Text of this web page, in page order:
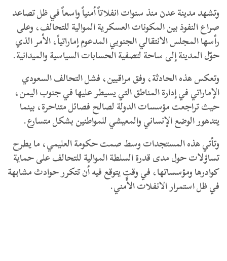
وتشهد مدينة عدن منذ سنوات انفلاتاً أمنياً واسعاً في ظل تصاعد
صراع النفوذ بين المكونات العسكرية الموالية للتحالف، وعلى
رأسها المجلس الانتقالي الجنوبي المدعوم إماراتياً، الأمر الذي
حوّل المدينة إلى ساحة لتصفية الحسابات السياسية والميدانية.
وتعكس هذه الحادثة، وفق مراقبين، فشل التحالف السعودي
الإماراتي في إدارة المناطق التي يسيطر عليها في جنوب اليمن،
حيث تراجعت مؤسسات الدولة لصالح فصائل متناحرة، بينما
يتدهور الوضع الإنساني والمعيشي للمواطنين بشكل متسارع.
وتأتي هذه المستجدات وسط صمت حكومة العليمي، ما يطرح
تساؤلات حول مدى قدرة السلطة الموالية للتحالف على حماية
كوادرها ومؤسساتها، في وقتٍ يتوقع فيه أن تتكرر حوادث مشابهة
في ظل استمرار الانفلات الأمني.